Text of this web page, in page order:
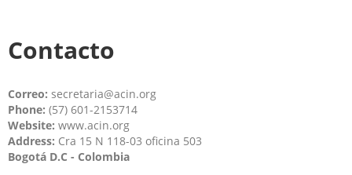
Contacto
Correo: secretaria@acin.org
Phone: (57) 601-2153714
Website: www.acin.org
Address: Cra 15 N 118-03 oficina 503
Bogotá D.C - Colombia